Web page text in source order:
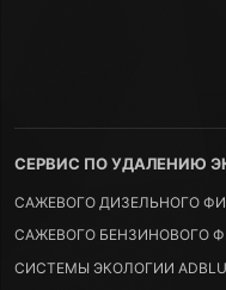
СЕРВИС ПО УДАЛЕНИЮ
САЖЕВОГО ДИЗЕЛЬНОГО
САЖЕВОГО БЕНЗИНОВОГО
СИСТЕМЫ ЭКОЛОГИИ